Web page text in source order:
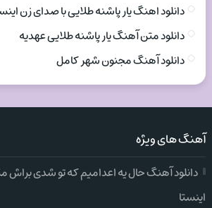
دانلود اهنگ یار پاشنه طلایی با صدای زن
دانلود متن آهنگ یار پاشنه طلایی عهدیه
دانلود آهنگ مجنون شهر کامل
آهنگ های ویژه
دانلود آهنگ حال یه اعدامیم که تو شدی براش
اینستا